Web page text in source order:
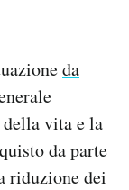
da
della vita e la
da parte
riduzione dei